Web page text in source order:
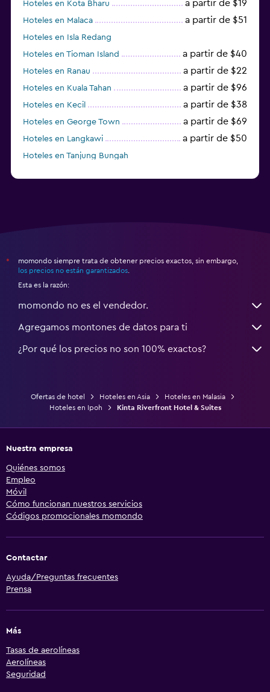
Hoteles en Kota Bharu a partir de $19
Hoteles en Malaca a partir de $51
Hoteles en Isla Redang
Hoteles en Tioman Island
a partir de $40
Hoteles en Ranau a partir de $22
Hoteles en Kuala Tahan a partir de $96
Hoteles en Kecil a partir de $38
Hoteles en George Town a partir de $69
Hoteles en Langkawi a partir de $50
Hoteles en Tanjung Bungah
*
momondo siempre trata de obtener precios exactos, sin embargo,
los precios no están garantizados
Esta es la razón:
momondo no es el vendedor.
Agregamos montones de datos para ti
¿Por qué los precios no son 100% exactos?
Ofertas de hotel Hoteles en Asia
Hoteles en Malasia
Hoteles en Ipoh
Kinta Riverfront Hotel & Suites
Nuestra empresa
Quiénes somos
Empleo
Móvil
Cómo funcionan nuestros servicios
Códigos promocionales momondo
Contactar
Ayuda/Preguntas frecuentes
Prensa
Más
Tasas de aerolíneas
Aerolíneas
Seguridad